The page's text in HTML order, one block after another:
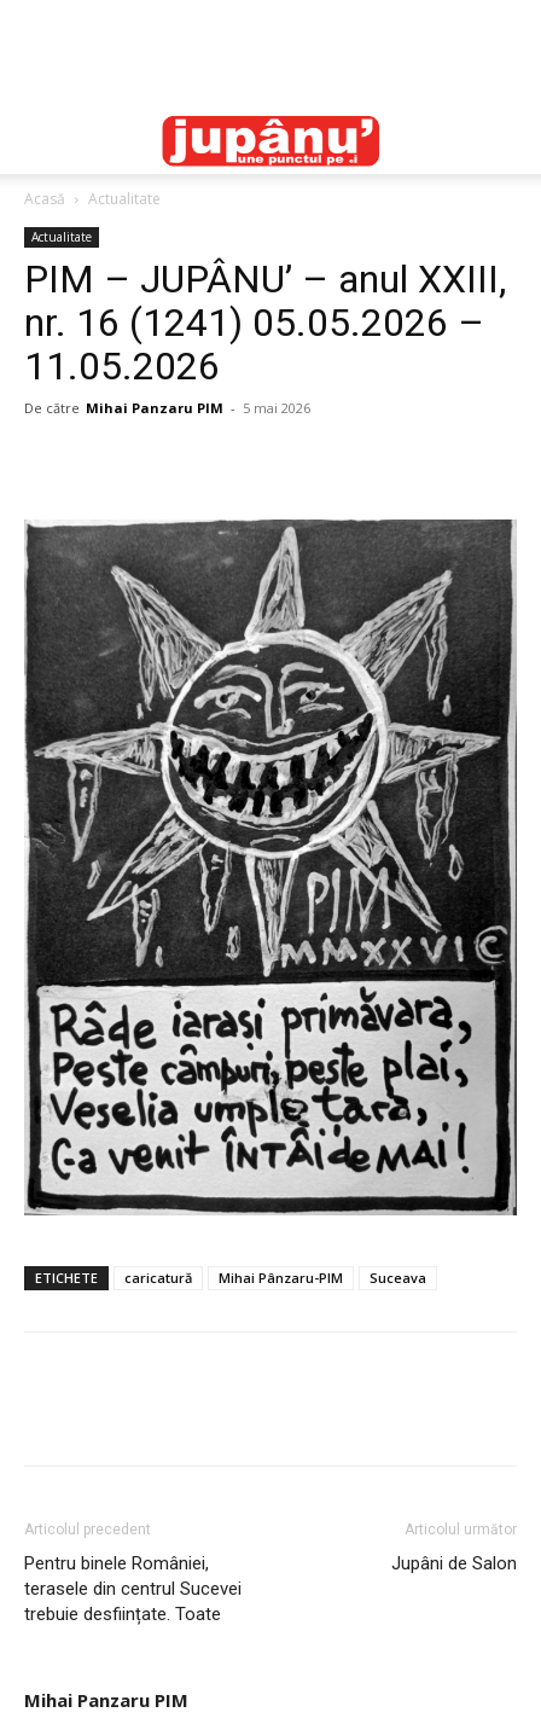
Acasă Actualitate
Actualitate
PIM – JUPÂNU’ – anul XXIII,
nr. 16 (1241) 05.05.2026 –
11.05.2026
De către Mihai Panzaru PIM - 5 mai 2026
ETICHETE caricatură Mihai Pânzaru-PIM Suceava
Articolul precedent
Pentru binele României,
terasele din centrul Sucevei
trebuie desființate. Toate
Articolul următor
Jupâni de Salon
Mihai Panzaru PIM